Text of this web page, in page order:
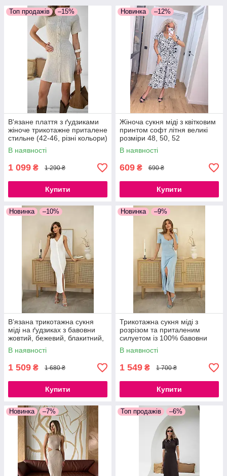
Топ продажів –15%
В'язане плаття з ґудзиками
жіноче трикотажне приталене
стильне (42-46, різні кольори)
В наявності
1 099 ₴ 1 290 ₴
Купити
Новинка –12%
Жіноча сукня міді з квітковим
принтом софт літня великі
розміри 48, 50, 52
В наявності
609 ₴ 690 ₴
Купити
Новинка –10%
В’язана трикотажна сукня
міді на ґудзиках з бавовни
жовтий, бежевий, блакитний,
молочний, червоний,
помаранчевий, кемел
В наявності
1 509 ₴ 1 680 ₴
Купити
Новинка –9%
Трикотажна сукня міді з
розрізом та приталеним
силуетом із 100% бавовни
В наявності
1 549 ₴ 1 700 ₴
Купити
Новинка –7% Топ продажів –6%